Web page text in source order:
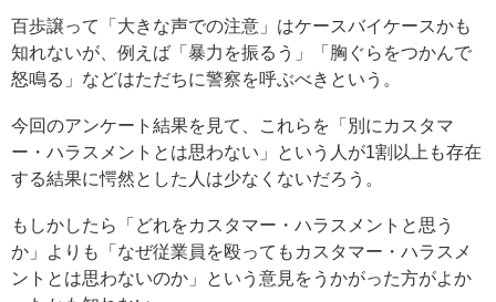
百歩譲って「大きな声での注意」はケースバイケースかも
知れないが、例えば「暴力を振るう」「胸ぐらをつかんで
怒鳴る」などはただちに警察を呼ぶべきという。
今回のアンケート結果を見て、これらを「別にカスタマ
ー・ハラスメントとは思わない」という人が1割以上も存在
する結果に愕然とした人は少なくないだろう。
もしかしたら「どれをカスタマー・ハラスメントと思う
か」よりも「なぜ従業員を殴ってもカスタマー・ハラスメ
ントとは思わないのか」という意見をうかがった方がよか